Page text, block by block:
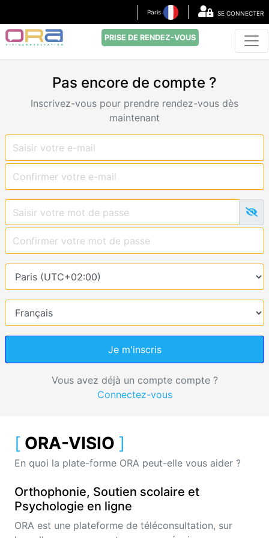
Paris SE CONNECTER
PRISE DE RENDEZ-VOUS
Pas encore de compte ?
Inscrivez-vous pour prendre rendez-vous dès
maintenant
Je m'inscris
Vous avez déjà un compte compte ?
Connectez-vous
[ ORA-VISIO ]
En quoi la plate-forme ORA peut-elle vous aider ?
Orthophonie, Soutien scolaire et
Psychologie en ligne
ORA est une plateforme de téléconsultation, sur